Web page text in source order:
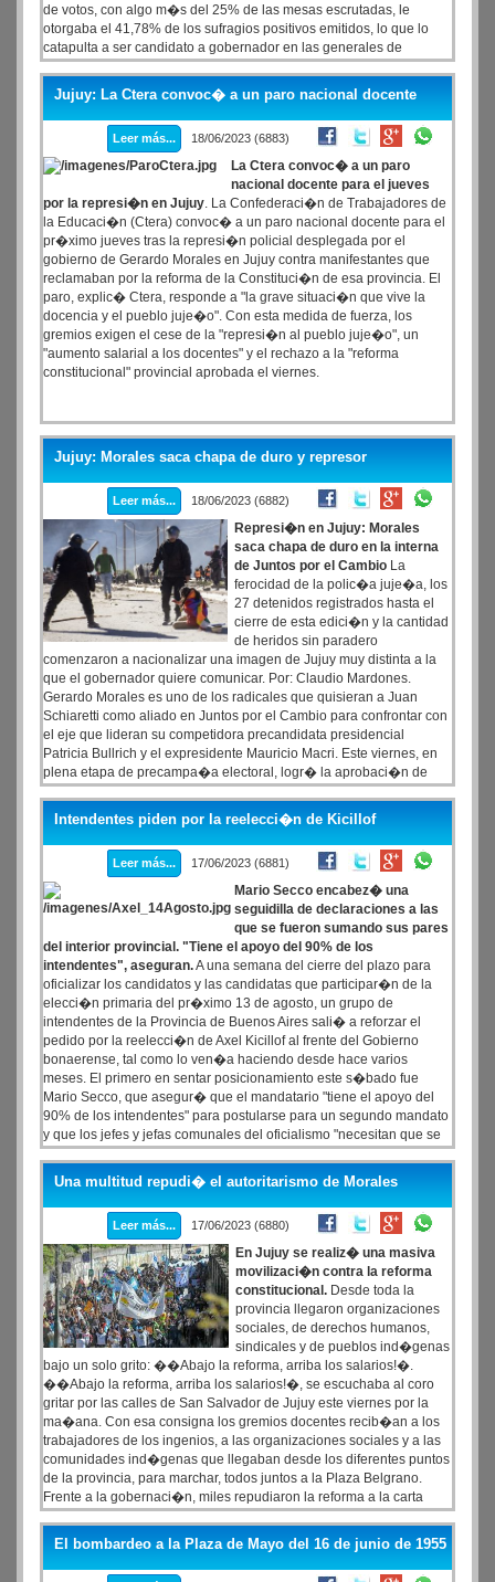
de votos, con algo m�s del 25% de las mesas escrutadas, le
otorgaba el 41,78% de los sufragios positivos emitidos, lo que lo
catapulta a ser candidato a gobernador en las generales de
septiembre.
Jujuy: La Ctera convoc� a un paro nacional docente
Leer más... 18/06/2023 (6883)
La Ctera convoc� a un paro
nacional docente para el jueves
por la represi�n en Jujuy. La Confederaci�n de Trabajadores de
la Educaci�n (Ctera) convoc� a un paro nacional docente para el
pr�ximo jueves tras la represi�n policial desplegada por el
gobierno de Gerardo Morales en Jujuy contra manifestantes que
reclamaban por la reforma de la Constituci�n de esa provincia. El
paro, explic� Ctera, responde a "la grave situaci�n que vive la
docencia y el pueblo juje�o". Con esta medida de fuerza, los
gremios exigen el cese de la "represi�n al pueblo juje�o", un
"aumento salarial a los docentes" y el rechazo a la "reforma
constitucional" provincial aprobada el viernes.
Jujuy: Morales saca chapa de duro y represor
Leer más... 18/06/2023 (6882)
Represi�n en Jujuy: Morales
saca chapa de duro en la interna
de Juntos por el Cambio La
ferocidad de la polic�a juje�a, los
27 detenidos registrados hasta el
cierre de esta edici�n y la cantidad
de heridos sin paradero
comenzaron a nacionalizar una imagen de Jujuy muy distinta a la
que el gobernador quiere comunicar. Por: Claudio Mardones.
Gerardo Morales es uno de los radicales que quisieran a Juan
Schiaretti como aliado en Juntos por el Cambio para confrontar con
el eje que lideran su competidora precandidata presidencial
Patricia Bullrich y el expresidente Mauricio Macri. Este viernes, en
plena etapa de precampa�a electoral, logr� la aprobaci�n de
una reforma parcial de la Constituci�n provincial que cont� el
apoyo del Frente Justicialista y limita el derecho a la protesta.
Intendentes piden por la reelecci�n de Kicillof
Leer más... 17/06/2023 (6881)
Mario Secco encabez� una
seguidilla de declaraciones a las
que se fueron sumando sus pares
del interior provincial. "Tiene el apoyo del 90% de los
intendentes", aseguran.A una semana del cierre del plazo para
oficializar los candidatos y las candidatas que participar�n de la
elecci�n primaria del pr�ximo 13 de agosto, un grupo de
intendentes de la Provincia de Buenos Aires sali� a reforzar el
pedido por la reelecci�n de Axel Kicillof al frente del Gobierno
bonaerense, tal como lo ven�a haciendo desde hace varios
meses. El primero en sentar posicionamiento este s�bado fue
Mario Secco, que asegur� que el mandatario "tiene el apoyo del
90% de los intendentes" para postularse para un segundo mandato
y que los jefes y jefas comunales del oficialismo "necesitan que se
presente para garantizar un triunfo muy holgado" en el distrito.
Una multitud repudi� el autoritarismo de Morales
Leer más... 17/06/2023 (6880)
En Jujuy se realiz� una masiva
movilizaci�n contra la reforma
constitucional. Desde toda la
provincia llegaron organizaciones
sociales, de derechos humanos,
sindicales y de pueblos ind�genas
bajo un solo grito: ��Abajo la reforma, arriba los salarios!�.
��Abajo la reforma, arriba los salarios!�, se escuchaba al coro
gritar por las calles de San Salvador de Jujuy este viernes por la
ma�ana. Con esa consigna los gremios docentes recib�an a los
trabajadores de los ingenios, a las organizaciones sociales y a las
comunidades ind�genas que llegaban desde los diferentes puntos
de la provincia, para marchar, todos juntos a la Plaza Belgrano.
Frente a la gobernaci�n, miles repudiaron la reforma a la carta
magna que el gobernador y precandidato presidencial Gerardo
Morales logr� sancionar durante la madrugada de este viernes y
con la que criminaliza la protesta y despoja a las comunidades
originarias de tus tierras.
El bombardeo a la Plaza de Mayo del 16 de junio de 1955